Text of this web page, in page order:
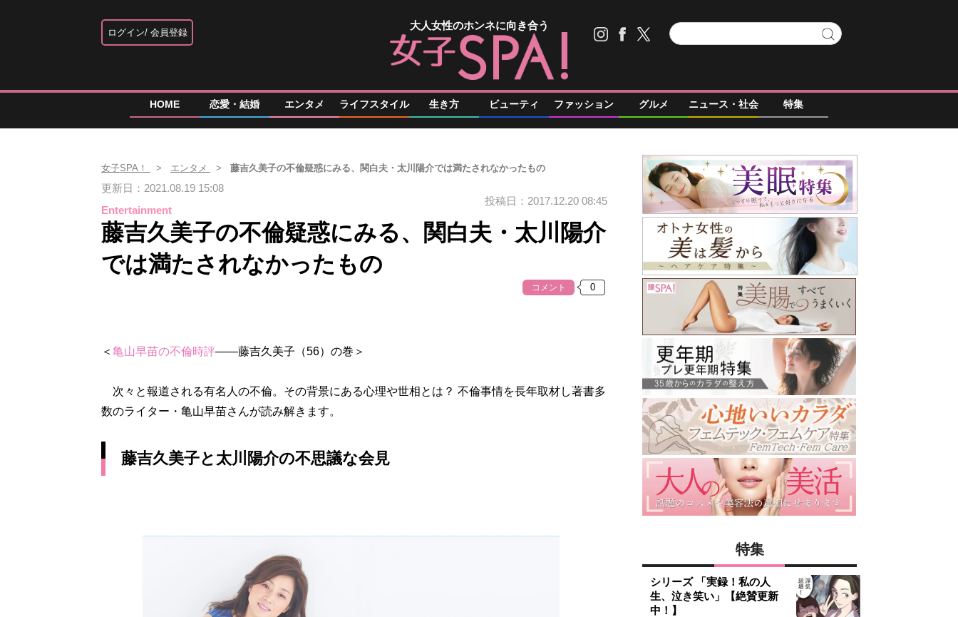
ログイン 会員登録
大人女性のホンネに向き合う
HOME 恋愛・結婚 エンタメ ライフスタイル 生き方 ビューティ ファッション グルメ ニュース・社会 特集
女子SPA！ エンタメ 藤吉久美子の不倫疑惑にみる、関白夫・太川陽介では満たされなかったもの
更新日：2021.08.19 15:08
Entertainment
投稿日：2017.12.20 08:45
藤吉久美子の不倫疑惑にみる、関白夫・太川陽介
では満たされなかったもの
コメント
＜ 亀山早苗の不倫時評――藤吉久美子（56）の巻＞
次々と報道される有名人の不倫。その背景にある心理や世相とは？ 不倫事情を長年取材し著書多
数のライター・亀山早苗さんが読み解きます。
藤吉久美子と太川陽介の不思議な会見
特集
シリーズ 「実録！私の人
生、泣き笑い」【絶賛更新
中！】